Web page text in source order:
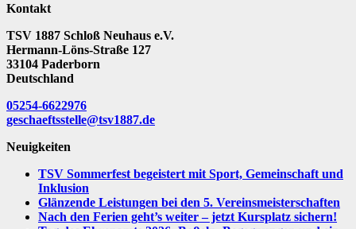
Kontakt
TSV 1887 Schloß Neuhaus e.V.
Hermann-Löns-Straße 127
33104 Paderborn
Deutschland
05254-6622976
geschaeftsstelle@tsv1887.de
Neuigkeiten
TSV Sommerfest begeistert mit Sport, Gemeinschaft und
Inklusion
Glänzende Leistungen bei den 5. Vereinsmeisterschaften
Nach den Ferien geht’s weiter – jetzt Kursplatz sichern!